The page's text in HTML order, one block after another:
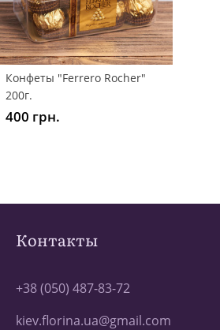
Конфеты "Ferrero Rocher"
200г.
400 грн.
Контакты
+38 (050) 487-83-72
kiev.florina.ua@gmail.com